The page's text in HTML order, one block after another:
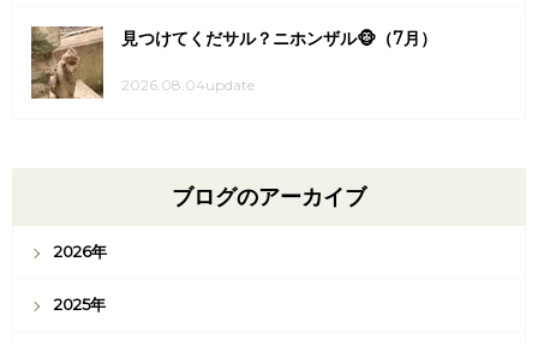
見つけてくだサル？ニホンザル🐵（7月）
2026.08.04update
ブログのアーカイブ
2026年
2025年